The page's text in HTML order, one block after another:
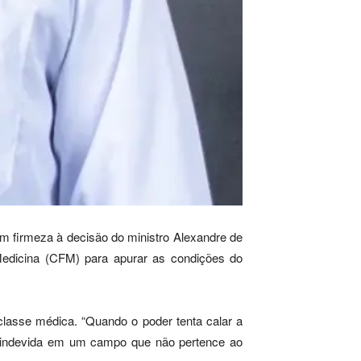
firmeza à decisão do ministro Alexandre de
(CFM) para apurar as condições do
médica. “Quando o poder tenta calar a
em um campo que não pertence ao